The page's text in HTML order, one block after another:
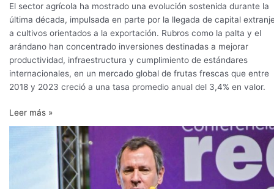
El sector agrícola ha mostrado una evolución sostenida durante la
última década, impulsada en parte por la llegada de capital
a cultivos orientados a la exportación. Rubros como la palta y el
arándano han concentrado inversiones destinadas a mejorar
productividad, infraestructura y cumplimiento de estándares
internacionales, en un mercado global de frutas frescas que entre
2018 y 2023 creció a una tasa promedio anual del 3,4% en valor.
Leer más »